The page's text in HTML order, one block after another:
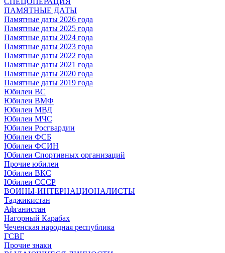
ПАМЯТНЫЕ ДАТЫ
Памятные даты 2026 года
Памятные даты 2025 года
Памятные даты 2024 года
Памятные даты 2023 года
Памятные даты 2022 года
Памятные даты 2021 года
Памятные даты 2020 года
Памятные даты 2019 года
Юбилеи ВС
Юбилеи ВМФ
Юбилеи МВД
Юбилеи МЧС
Юбилеи Росгвардии
Юбилеи ФСБ
Юбилеи ФСИН
Юбилеи Спортивных организаций
Прочие юбилеи
Юбилеи ВКС
Юбилеи СССР
ВОИНЫ-ИНТЕРНАЦИОНАЛИСТЫ
Таджикистан
Афганистан
Нагорный Карабах
Чеченская народная республика
ГСВГ
Прочие знаки